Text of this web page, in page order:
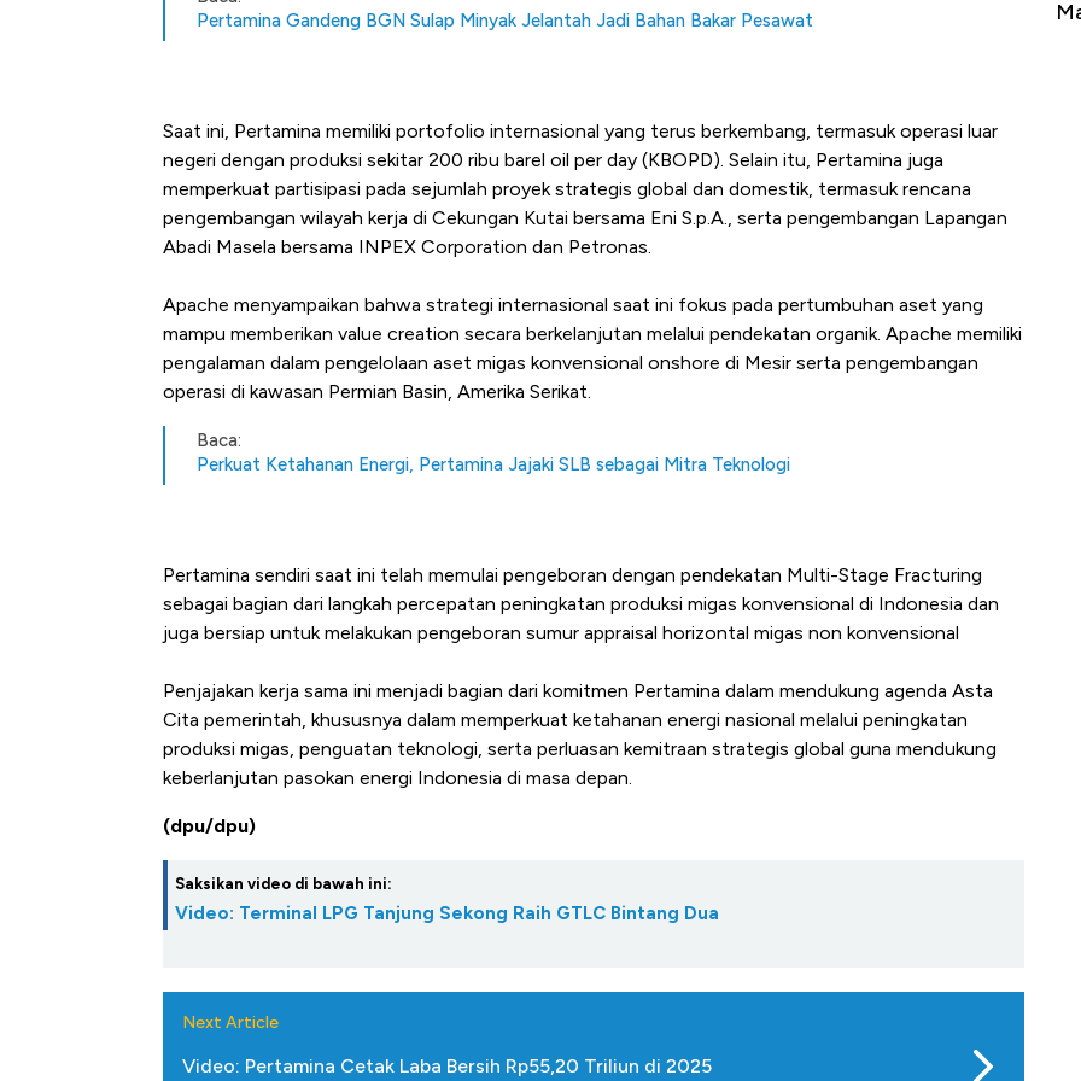
Pertamina Gandeng BGN Sulap Minyak Jelantah Jadi Bahan Bakar Pesawat
Saat ini, Pertamina memiliki portofolio internasional yang terus berkembang, termasuk operasi luar
negeri dengan produksi sekitar 200 ribu barel oil per day (KBOPD). Selain itu, Pertamina juga
memperkuat partisipasi pada sejumlah proyek strategis global dan domestik, termasuk rencana
pengembangan wilayah kerja di Cekungan Kutai bersama Eni S.p.A., serta pengembangan Lapangan
Abadi Masela bersama INPEX Corporation dan Petronas.
Apache menyampaikan bahwa strategi internasional saat ini fokus pada pertumbuhan aset yang
mampu memberikan value creation secara berkelanjutan melalui pendekatan organik. Apache memiliki
pengalaman dalam pengelolaan aset migas konvensional onshore di Mesir serta pengembangan
operasi di kawasan Permian Basin, Amerika Serikat.
Baca:
Perkuat Ketahanan Energi, Pertamina Jajaki SLB sebagai Mitra Teknologi
Pertamina sendiri saat ini telah memulai pengeboran dengan pendekatan Multi-Stage Fracturing
sebagai bagian dari langkah percepatan peningkatan produksi migas konvensional di Indonesia dan
juga bersiap untuk melakukan pengeboran sumur appraisal horizontal migas non konvensional
Penjajakan kerja sama ini menjadi bagian dari komitmen Pertamina dalam mendukung agenda Asta
Cita pemerintah, khususnya dalam memperkuat ketahanan energi nasional melalui peningkatan
produksi migas, penguatan teknologi, serta perluasan kemitraan strategis global guna mendukung
keberlanjutan pasokan energi Indonesia di masa depan.
(dpu/dpu)
Saksikan video di bawah ini:
Video: Terminal LPG Tanjung Sekong Raih GTLC Bintang Dua
Next Article
Video: Pertamina Cetak Laba Bersih Rp55,20 Triliun di 2025
Tembaga Terbang ke Zona Berbahaya
Mana yang Cuannya Paling Menyala?